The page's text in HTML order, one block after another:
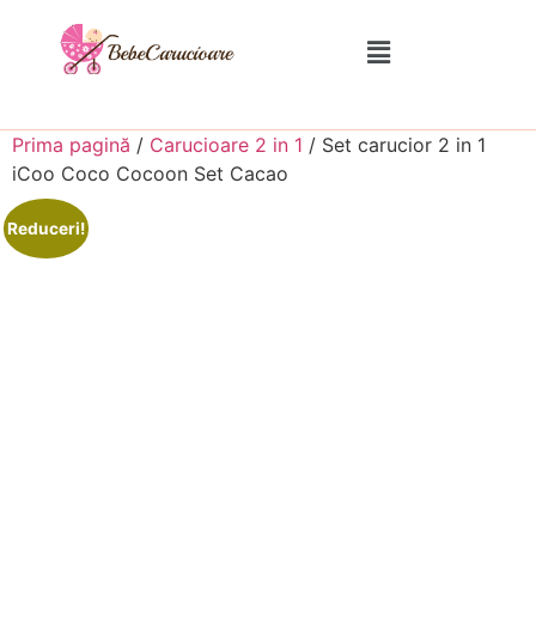
Prima pagină / Carucioare 2 in 1 / Set carucior 2 in 1
iCoo Coco Cocoon Set Cacao
Reduceri!